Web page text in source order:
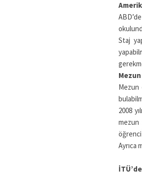
Staj
Mezun
2008
mezun
öğrenci
Ayrıca